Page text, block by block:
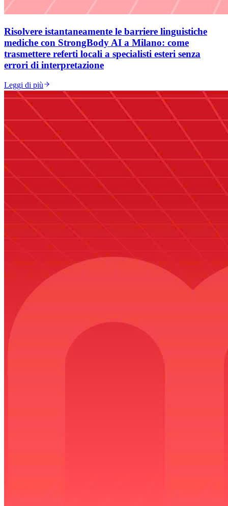
Risolvere istantaneamente le barriere linguistiche
mediche con StrongBody AI a Milano: come
trasmettere referti locali a specialisti esteri senza
errori di interpretazione
Leggi di più